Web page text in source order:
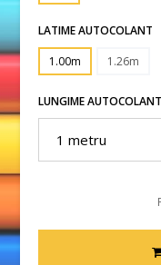
LATIME AUTOCOLANT
1.00m
1.26m
LUNGIME AUTOCOLANT